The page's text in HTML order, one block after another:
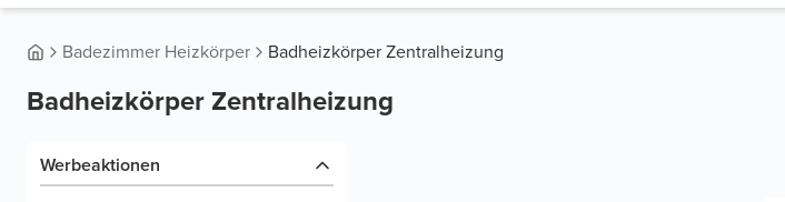
Badezimmer Heizkörper Badheizkörper Zentralheizung
Badheizkörper Zentralheizung
Werbeaktionen